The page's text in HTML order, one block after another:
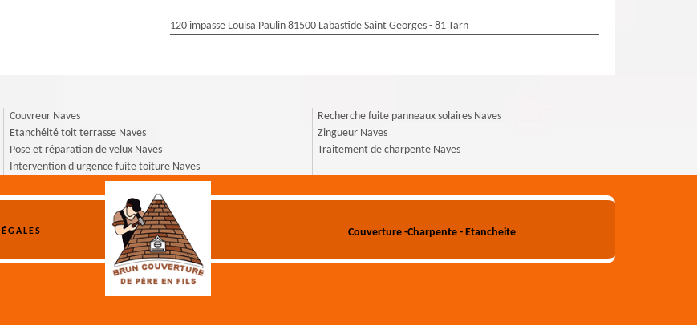
120 impasse Louisa Paulin 81500 Labastide Saint Georges - 81 Tarn
Couvreur Naves
Etanchéité toit terrasse Naves
Pose et réparation de velux Naves
Intervention d'urgence fuite toiture Naves
Recherche fuite panneaux solaires Naves
Zingueur Naves
Traitement de charpente Naves
Couverture -Charpente - Etancheite